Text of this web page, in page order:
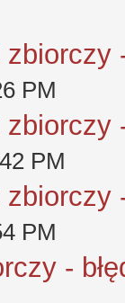
PM
PM
PM
-